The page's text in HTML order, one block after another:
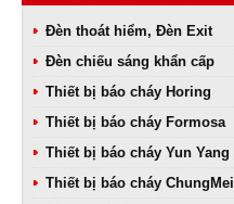
Đèn thoát hiểm, Đèn Exit
Đèn chiếu sáng khẩn cấp
Thiết bị báo cháy Horing
Thiết bị báo cháy Formosa
Thiết bị báo cháy Yun Yang
Thiết bị báo cháy ChungMei